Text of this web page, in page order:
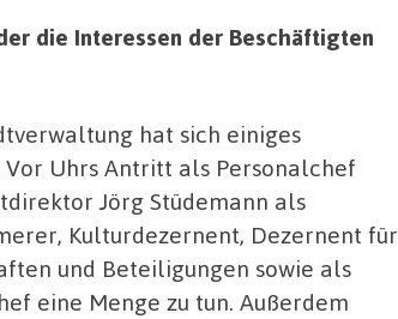
die Interessen der Beschäftigten
hat sich einiges
Uhrs Antritt als Personalchef
Jörg Stüdemann als
Kulturdezernent, Dezernent für
und Beteiligungen sowie als
eine Menge zu tun. Außerdem